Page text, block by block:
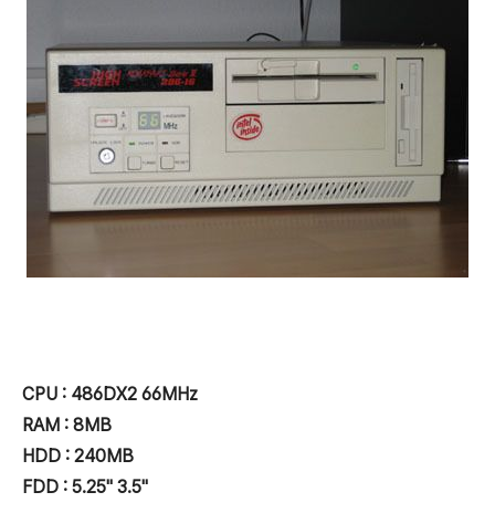
CPU : 486DX2 66MHz
RAM : 8MB
HDD : 240MB
FDD : 5.25" 3.5"